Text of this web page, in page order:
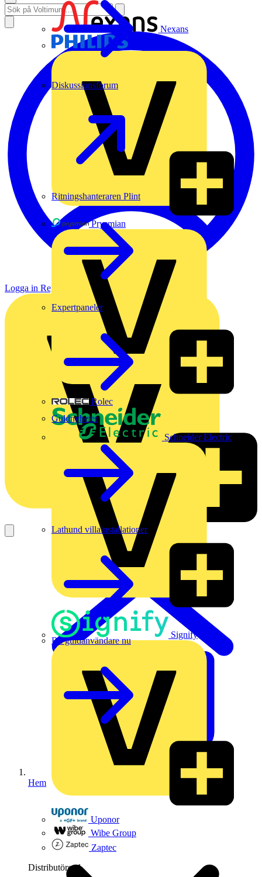
Nexans
Prysmian
Rolec
Schneider Electric
Signify
Uponor
Wibe Group
Zaptec
Distributörer 1
Diskussionsforum
Ritningshanteraren Plint
Expertpaneler
Guldnyheter
Lathund villainstallationer
Bli guldanvändare nu
Logga in Registrera dig
Hem